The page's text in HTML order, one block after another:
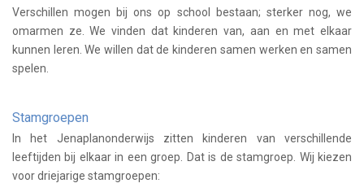
Home Zoeken Nieuws Agenda
Verschillen mogen bij ons op school bestaan; sterker nog, we
omarmen ze. We vinden dat kinderen van, aan en met elkaar
kunnen leren. We willen dat de kinderen samen werken en samen
spelen.
Stamgroepen
In het Jenaplanonderwijs zitten kinderen van verschillende
leeftijden bij elkaar in een groep. Dat is de stamgroep. Wij kiezen
voor driejarige stamgroepen: